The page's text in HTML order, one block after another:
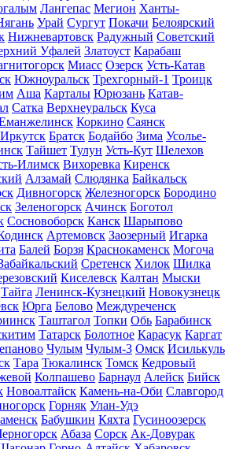
Лангепас Мегион Ханты-
Урай Сургут Покачи Белоярский
Нижневартовск Радужный Советский
Уфалей Златоуст Карабаш
Миасс Озерск Усть-Катав
Южноуральск Трехгорный-1 Троицк
Аша Карталы Юрюзань Катав-
Сатка Верхнеуральск Куса
Коркино Саянск
Иркутск Братск Бодайбо Зима Усолье-
Тайшет Тулун Усть-Кут Шелехов
Илимск Вихоревка Киренск
Алзамай Слюдянка Байкальск
Дивногорск Железногорск Бородино
Зеленогорск Ачинск Боготол
Сосновоборск Канск Шарыпово
Артемовск Заозерный Игарка
Балей Борзя Краснокаменск Могоча
Сретенск Хилок Шилка
Киселевск Калтан Мыски
Тайга Ленинск-Кузнецкий Новокузнецк
Юрга Белово Междуреченск
Таштагол Топки Обь Барабинск
Татарск Болотное Карасук Каргат
Чулым Чулым-3 Омск Исилькуль
Тара Тюкалинск Томск Кедровый
Колпашево Барнаул Алейск Бийск
Новоалтайск Камень-на-Оби Славгород
Горняк Улан-Удэ
Бабушкин Кяхта Гусиноозерск
Абаза Сорск Ак-Довурак